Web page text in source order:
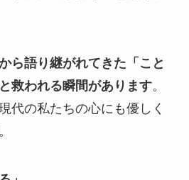
ら語り継がれてきた「こと
救われる瞬間があります。
代の私たちの心にも優しく